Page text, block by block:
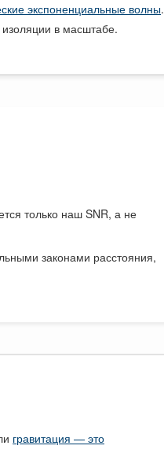
экспоненциальные волны.
изоляции в масштабе.
только наш SNR, а не
законами расстояния,
гравитация — это